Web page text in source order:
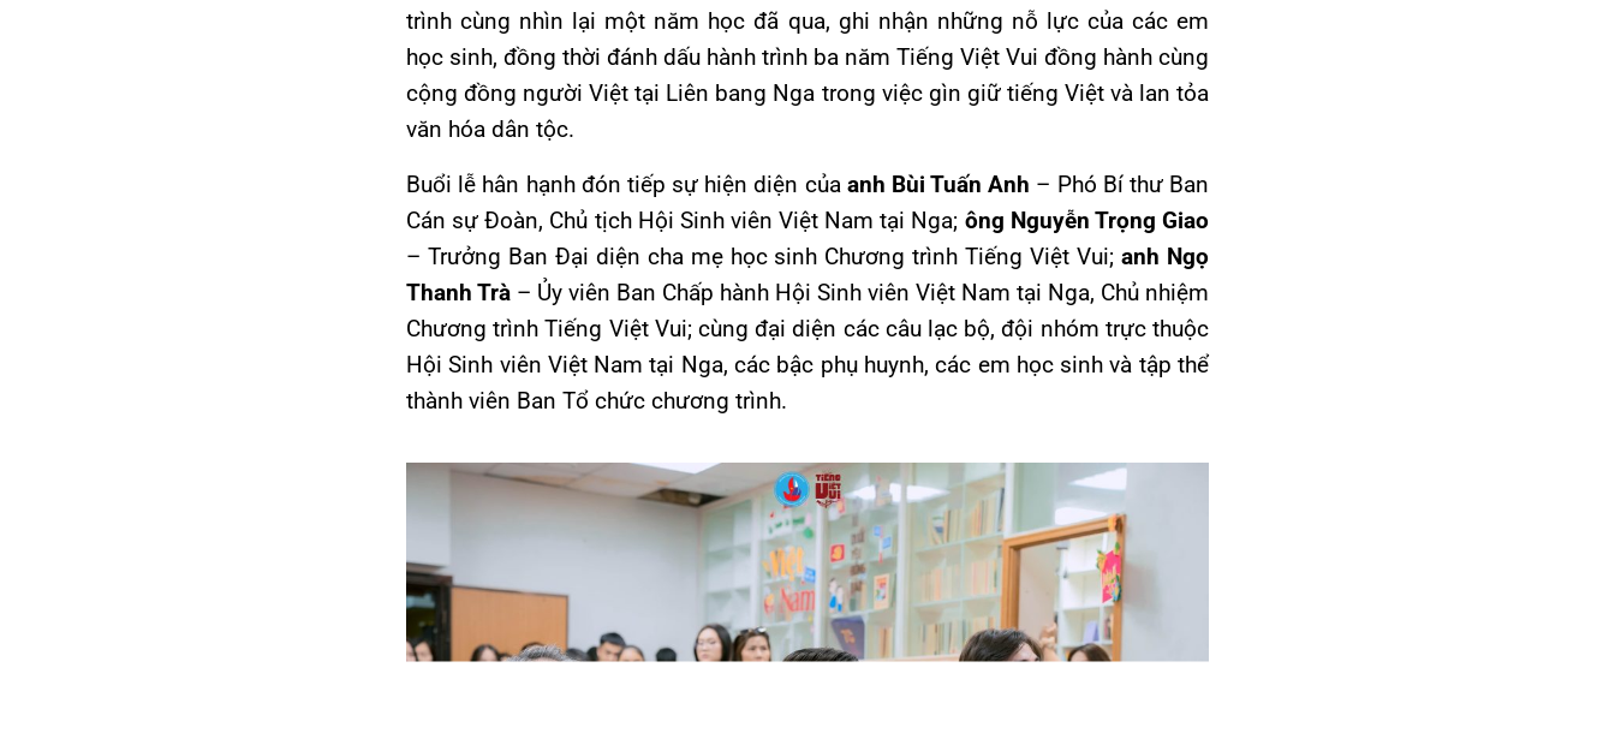
trình cùng nhìn lại một năm học đã qua, ghi nhận những nỗ lực của các em
học sinh, đồng thời đánh dấu hành trình ba năm Tiếng Việt Vui đồng hành cùng
cộng đồng người Việt tại Liên bang Nga trong việc gìn giữ tiếng Việt và lan tỏa
văn hóa dân tộc.
Buổi lễ hân hạnh đón tiếp sự hiện diện của anh Bùi Tuấn Anh – Phó Bí thư Ban
Cán sự Đoàn, Chủ tịch Hội Sinh viên Việt Nam tại Nga; ông Nguyễn Trọng Giao
– Trưởng Ban Đại diện cha mẹ học sinh Chương trình Tiếng Việt Vui;anh Ngọ
Thanh Trà – Ủy viên Ban Chấp hành Hội Sinh viên Việt Nam tại Nga, Chủ nhiệm
Chương trình Tiếng Việt Vui; cùng đại diện các câu lạc bộ, đội nhóm trực thuộc
Hội Sinh viên Việt Nam tại Nga, các bậc phụ huynh, các em học sinh và tập thể
thành viên Ban Tổ chức chương trình.